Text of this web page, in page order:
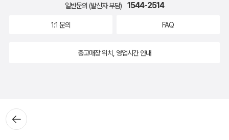
뒤로가
기
일반문의 (발신자 부담) 1544-2514
1:1 문의 FAQ
중고매장 위치, 영업시간 안내